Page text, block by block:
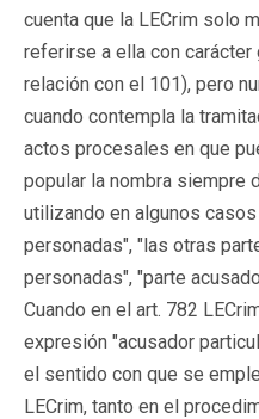
cuenta que la LECrim solo
referirse a ella con carácter
relación con el 101), pero
cuando contempla la
actos procesales en que
popular la nombra siempre
utilizando en algunos
personadas", "las otras
personadas", "parte
Cuando en el art. 782
expresión "acusador
el sentido con que se
LECrim, tanto en el